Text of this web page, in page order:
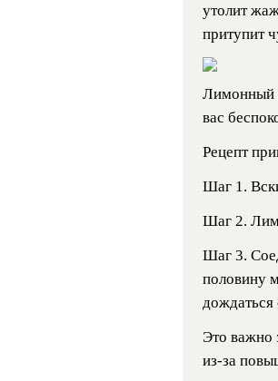
утолит
притупит
Лимонный
вас
Рецепт
Шаг 1.
Шаг 2.
Шаг 3.
половину
Это важно
из-за